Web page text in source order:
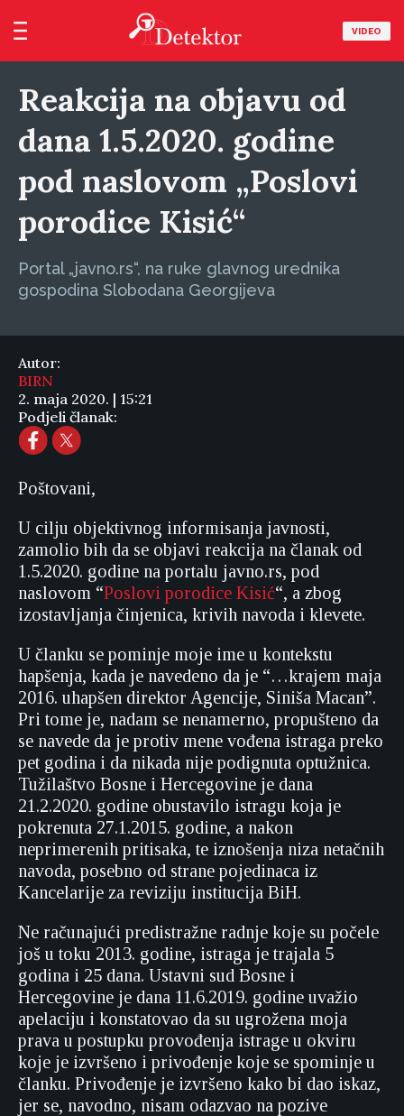
VIDEO
Reakcija na objavu od
dana 1.5.2020. godine
pod naslovom „Poslovi
porodice Kisić“
Portal „javno.rs“, na ruke glavnog urednika
gospodina Slobodana Georgijeva
Autor:
BIRN
2. maja 2020. | 15:21
Podjeli članak:
Poštovani,
U cilju objektivnog informisanja javnosti,
zamolio bih da se objavi reakcija na članak od
1.5.2020. godine na portalu javno.rs, pod
naslovom “Poslovi porodice Kisić“, a zbog
izostavljanja činjenica, krivih navoda i klevete.
U članku se pominje moje ime u kontekstu
hapšenja, kada je navedeno da je “…krajem maja
2016. uhapšen direktor Agencije, Siniša Macan”.
Pri tome je, nadam se nenamerno, propušteno da
se navede da je protiv mene vođena istraga preko
pet godina i da nikada nije podignuta optužnica.
Tužilaštvo Bosne i Hercegovine je dana
21.2.2020. godine obustavilo istragu koja je
pokrenuta 27.1.2015. godine, a nakon
neprimerenih pritisaka, te iznošenja niza netačnih
navoda, posebno od strane pojedinaca iz
Kancelarije za reviziju institucija BiH.
Ne računajući predistražne radnje koje su počele
još u toku 2013. godine, istraga je trajala 5
godina i 25 dana. Ustavni sud Bosne i
Hercegovine je dana 11.6.2019. godine uvažio
apelaciju i konstatovao da su ugrožena moja
prava u postupku provođenja istrage u okviru
koje je izvršeno i privođenje koje se spominje u
članku. Privođenje je izvršeno kako bi dao iskaz,
jer se, navodno, nisam odazvao na pozive